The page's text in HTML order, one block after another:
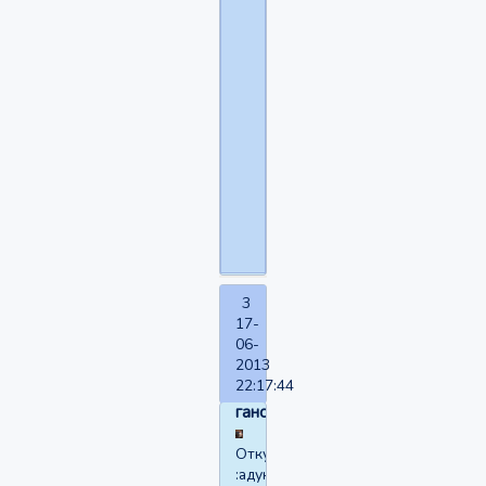
3
17-
06-
2013
22:17:44
ганс
Откуда:
:адуктО